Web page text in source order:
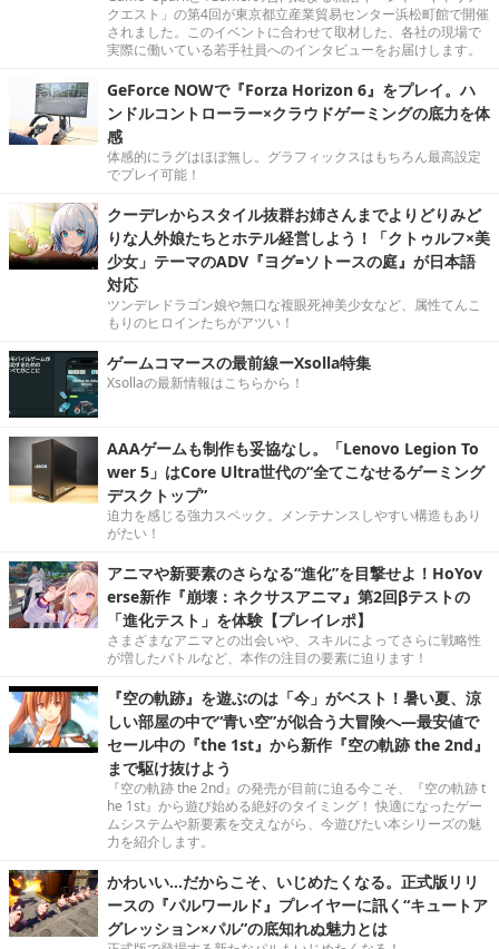
クエスト」の第4回が東京都立産業貿易センター浜松町館で開催
されました。このイベントに合わせて取材した、各社の現場で
実際に働いている若手社員へのインタビューをお届けします。
GeForce NOWで『Forza Horizon 6』をプレイ。ハ
ンドルコントローラー×クラウドゲーミングの底力を体
感
体感的にラグはほぼ無し。グラフィックスはもちろん最高設定
でプレイ可能！
クーデレからスタイル抜群お姉さんまでよりどりみど
りな人外娘たちとホテル経営しよう！「クトゥルフ×美
少女」テーマのADV『ヨグ=ソトースの庭』が日本語
対応
ツンデレドラゴン娘や無口な複眼死神美少女など、属性てんこ
もりのヒロインたちがアツい！
ゲームコマースの最前線ーXsolla特集
Xsollaの最新情報はこちらから！
AAAゲームも制作も妥協なし。「Lenovo Legion To
wer 5」はCore Ultra世代の“全てこなせるゲーミング
デスクトップ”
迫力を感じる強力スペック。メンテナンスしやすい構造もあり
がたい！
アニマや新要素のさらなる“進化”を目撃せよ！HoYov
erse新作『崩壊：ネクサスアニマ』第2回βテストの
「進化テスト」を体験【プレイレポ】
さまざまなアニマとの出会いや、スキルによってさらに戦略性
が増したバトルなど、本作の注目の要素に迫ります！
『空の軌跡』を遊ぶのは「今」がベスト！暑い夏、涼
しい部屋の中で“青い空”が似合う大冒険へ―最安値で
セール中の『the 1st』から新作『空の軌跡 the 2nd』
まで駆け抜けよう
『空の軌跡 the 2nd』の発売が目前に迫る今こそ、『空の軌跡 t
he 1st』から遊び始める絶好のタイミング！ 快適になったゲー
ムシステムや新要素を交えながら、今遊びたい本シリーズの魅
力を紹介します。
かわいい…だからこそ、いじめたくなる。正式版リリ
ースの『パルワールド』プレイヤーに訊く“キュートア
グレッション×パル”の底知れぬ魅力とは